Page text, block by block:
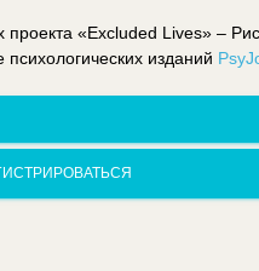
«Excluded Lives» –
изданий